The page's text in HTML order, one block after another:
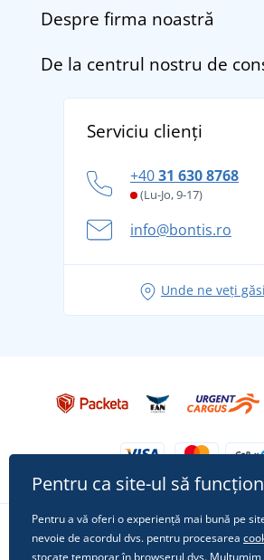
Contact
Transport și plată
Returnarea bunurilor și reclamații
Politica de confidențialitate a datelor
Despre firma noastră
Despre noi
De la centrul nostru de
tradiție din 1976
și în siguranță
Aventura de vară începe cu bagajul
pentru vacanță fără griji
Tricoul preferat City în rol principal:
Serviciu clienți
+4031 630 8768
(Lu-Jo, 9-17)
info@bontis.ro
Unde ne veți găsi
Urmărește-ne pe rețelele
Pentru ca site-ul să
Pentru a vă oferi o experiență mai bună pe
nevoie de acordul dvs. pentru procesarea
stocate temporar în browserul dvs.